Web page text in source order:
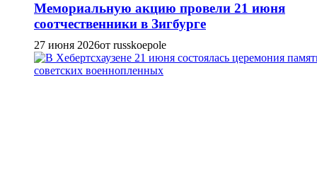
Мемориальную акцию провели 21 июня
соотчественники в Зигбурге
27 июня 2026от russkoepole